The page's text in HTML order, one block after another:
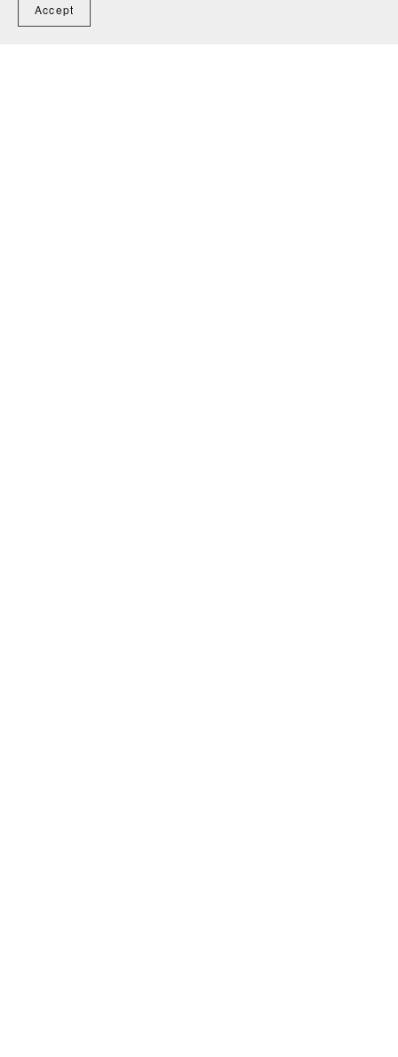
Accept